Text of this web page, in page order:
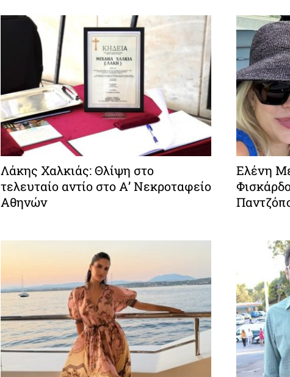
Λάκης Χαλκιάς: Θλίψη στο
τελευταίο αντίο στο Α’ Νεκροταφείο
Αθηνών
Ελένη